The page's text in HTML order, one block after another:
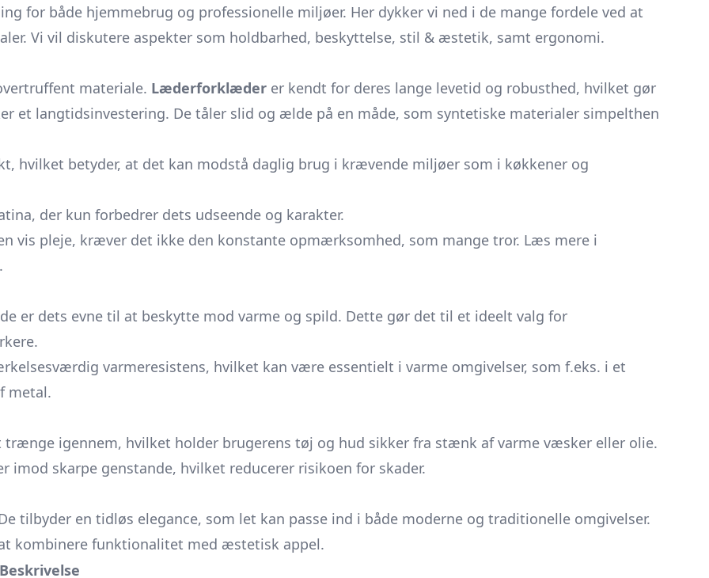
for både hjemmebrug og professionelle miljøer. Her dykker vi ned i de mange fordele ved at
Vi vil diskutere aspekter som holdbarhed, beskyttelse, stil & æstetik, samt ergonomi.
materiale. Læderforklæder er kendt for deres lange levetid og robusthed, hvilket gør
et langtidsinvestering. De tåler slid og ælde på en måde, som syntetiske materialer simpelthen
hvilket betyder, at det kan modstå daglig brug i krævende miljøer som i køkkener og
der kun forbedrer dets udseende og karakter.
vis pleje, kræver det ikke den konstante opmærksomhed, som mange tror. Læs mere i
er dets evne til at beskytte mod varme og spild. Dette gør det til et ideelt valg for
varmeresistens, hvilket kan være essentielt i varme omgivelser, som f.eks. i et
metal.
igennem, hvilket holder brugerens tøj og hud sikker fra stænk af varme væsker eller olie.
skarpe genstande, hvilket reducerer risikoen for skader.
tilbyder en tidløs elegance, som let kan passe ind i både moderne og traditionelle omgivelser.
kombinere funktionalitet med æstetisk appel.
Beskrivelse